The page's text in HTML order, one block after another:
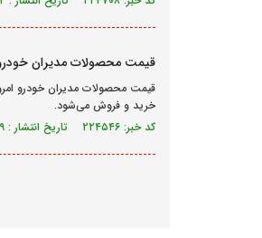
قیمت محصولات مدیران خودرو امروز ۱۹ اسفند
خرید و فروش می‌شود.
کد خبر: ۲۲۴۵۴۶ تاریخ انتشار : ۱۴۰۳/۱۲/۱۹